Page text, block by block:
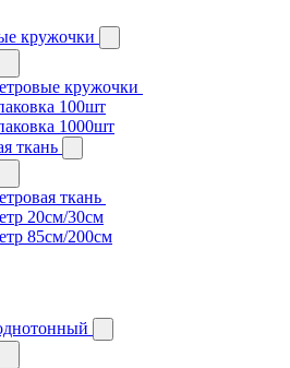
кружочки
кружочки
100шт
1000шт
ткань
ткань
20см/30см
85см/200см